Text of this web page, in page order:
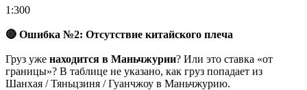
1:300
🔴 Ошибка №2: Отсутствие китайского плеча
Груз уже находится в Маньчжурии? Или это ставка «от
границы»? В таблице не указано, как груз попадает из
Шанхая / Тяньцзиня / Гуанчжоу в Маньчжурию.